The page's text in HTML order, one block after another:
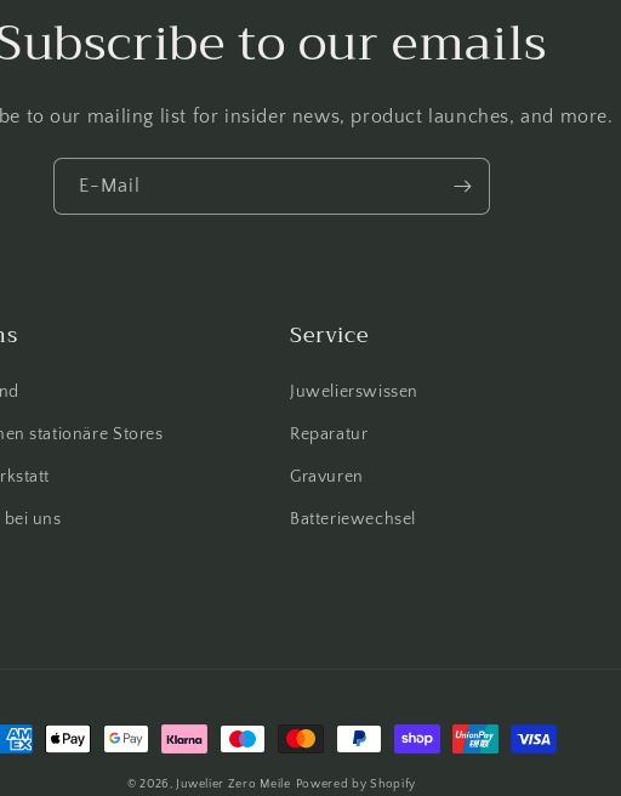
to our emails
to our mailing list for insider news, product launches, and more.
E-Mail
stationäre Stores
bei uns
Service
Juwelierswissen
Reparatur
Gravuren
Batteriewechsel
© 2026,Juwelier Zero Meile Powered by Shopify